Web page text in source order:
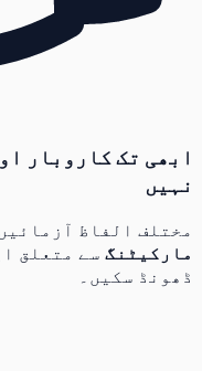
ابھی تک کاروبار
نہیں
مختلف الفاظ
مارکیٹنگسے متعلق
ڈھونڈ سکیں۔